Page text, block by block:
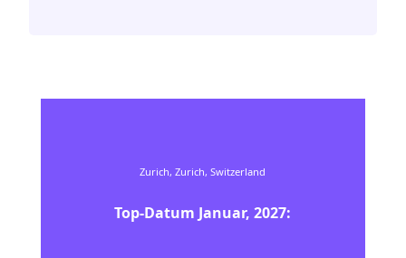
Zurich, Zurich, Switzerland
Top-Datum Januar, 2027: